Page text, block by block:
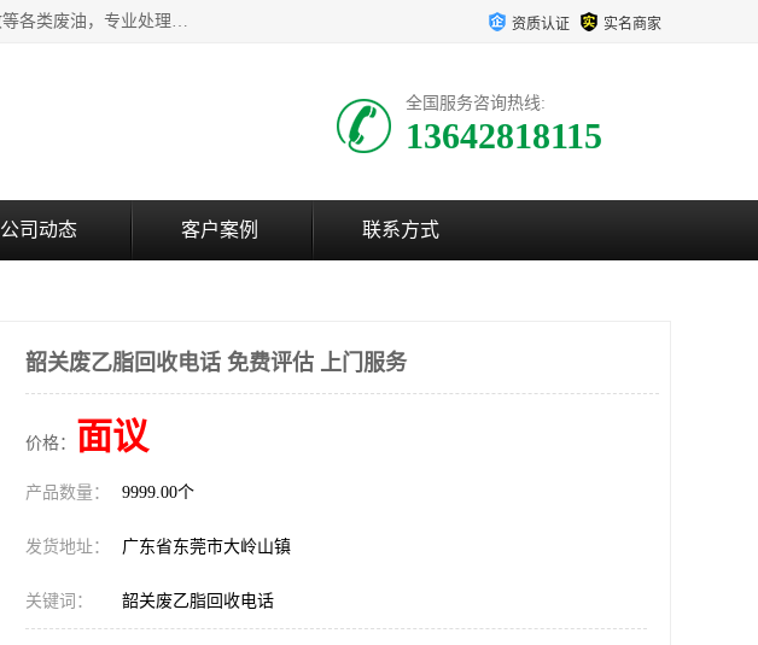
本公司高价废油回收：东莞回收废油,东莞回收废乙脂胶水,东莞回收废溶剂,东莞回收废乙脂,东莞废油回收等各类废油，专业处理从事化工产品研发与销售的综合型高科技服务性企业。我公司自成立以来，一直秉承“科技创新，立足诚信，感恩于心”的理念，力求设计与客户合作共赢的局面。在广大新老客户的大力支持下，我公司员工经过不懈努力，公司已快速发展成为国内知名化工企业。 资质认证 实名商家
全国服务咨询热线:
13642818115
公司动态 客户案例 联系方式
韶关废乙脂回收电话 免费评估 上门服务
价格： 面议
产品数量： 9999.00个
发货地址： 广东省东莞市大岭山镇
关键词： 韶关废乙脂回收电话